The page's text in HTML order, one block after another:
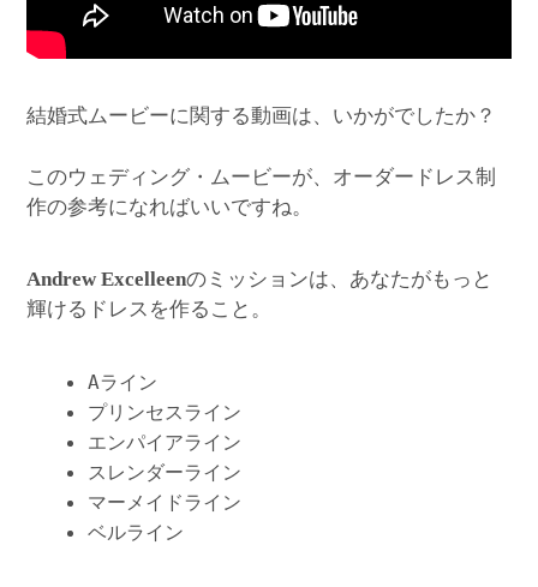
結婚式ムービーに関する動画は、いかがでしたか？
このウェディング・ムービーが、オーダードレス制
作の参考になればいいですね。
Andrew Excelleenのミッションは、あなたがもっと
輝けるドレスを作ること。
Aライン
プリンセスライン
エンパイアライン
スレンダーライン
マーメイドライン
ベルライン